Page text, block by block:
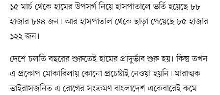
১৫ মার্চ থেকে হামের উপসর্গ নিয়ে হাসপাতালে ভর্তি হয়েছে ৮৮
হাজার ৮৪৪ জন। আর হাসপাতাল থেকে ছাড়া পেয়েছে ৮৫ হাজার
১২২ জন।
দেশে চলতি বছরের শুরুতেই হামের প্রাদুর্ভাব শুরু হয়। কিন্তু তখন
এ প্রকোপ মোকাবিলায় কোনো প্রচেষ্টাই নেওয়া হয়নি। মারাত্মক
ভাইরাসজনিত এ রোগের সংক্রমণ বাংলাদেশ একেবারেই কমে